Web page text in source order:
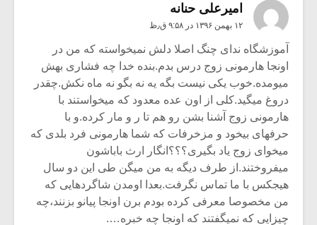
امیرعلی حنانه
۱۲ بهمن ۱۳۹۶ در ۹:۵۸ ق٫ظ
آموزشگاه ندای چنگ اصلا دلش نمیخواسته که من در
اونجا هارمونی زوج درس بدم.بنده خدا چه فشاری بهش
میومده.خوب یکی نیست بگه یه نه بگو نه ماه نکش.چقدر
دروغ میگید.کلی از اون عده معدود که میخواستند با
هارمونی زوج آشنا بشن رو هم تا ر و مار کرده.و با
حرفهای بیخود و مزخرفات که شما هارمونی فرد بلدی که
میخوای زوج یاد بگیری؟؟؟انگار ارث باباشون
میفروختند.از طرف دیگه به من میگن طی این دو سال
هیجکس با ما تماس نگرفت.بعدا اومدن شاگردهایی که
من مخصوصا معرفی کرده بودم برن اونجا پیانو بزنند،چه
چیزایی که نمیگفتند که اونجا چه خبره….